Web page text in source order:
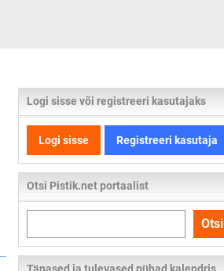
Logi sisse või registreeri kasutajaks
Logi sisse Registreeri kasutaja
Otsi Pistik.net portaalist
kogu
lehelt
Otsi